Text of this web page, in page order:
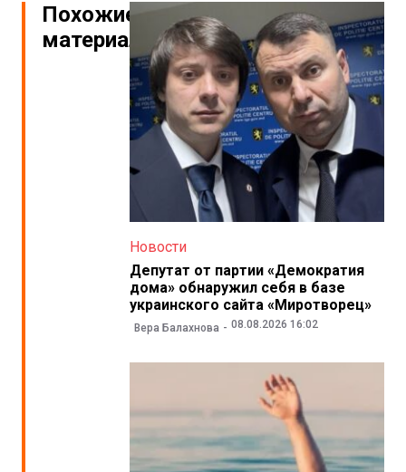
Похожие
материалы
Новости
Депутат от партии «Демократия
дома» обнаружил себя в базе
украинского сайта «Миротворец»
Вера Балахнова 08.08.2026 16:02